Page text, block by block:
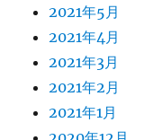
2021年5月
2021年4月
2021年3月
2021年2月
2021年1月